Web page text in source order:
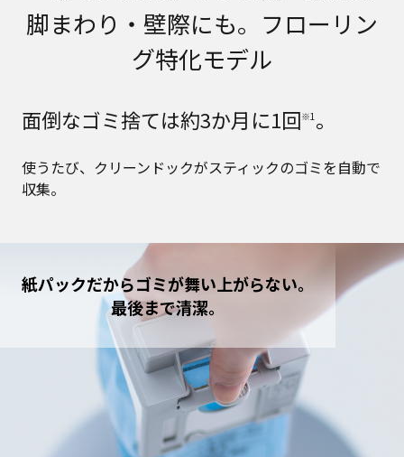
脚まわり・壁際にも。フローリン
グ特化モデル
面倒なゴミ捨ては約3か月に1回※1。
使うたび、クリーンドックがスティックのゴミを自動で
収集。
紙パックだからゴミが舞い上がらない。
最後まで清潔。